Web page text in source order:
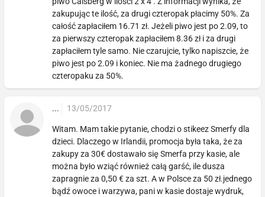
zakupując te ilość, za drugi czteropak płacimy 50%. Za
całość zapłaciłem 16.71 zł. Jeżeli piwo jest po 2.09, to
za pierwszy czteropak zapłaciłem 8.36 zł i za drugi
zapłaciłem tyle samo. Nie czarujcie, tylko napiszcie, że
piwo jest po 2.09 i koniec. Nie ma żadnego drugiego
czteropaku za 50%.
... 13/05/2017
Witam. Mam takie pytanie, chodzi o stikeez Smerfy dla
dzieci. Dlaczego w Irlandii, promocja była taka, że za
zakupy za 30€ dostawało się Smerfa przy kasie, ale
można było wziąć również całą garść, ile dusza
zapragnie za 0,50 € za szt. A w Polsce za 50 zł.jednego
bądź owoce i warzywa, pani w kasie dostaje wydruk,